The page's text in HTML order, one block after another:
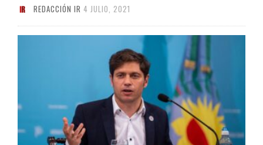
REDACCIÓN IR 4 JULIO, 2021